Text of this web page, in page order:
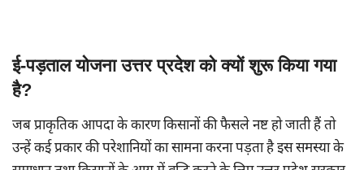
ई-पड़ताल योजना उत्तर प्रदेश को क्यों शुरू किया गया
है?
जब प्राकृतिक आपदा के कारण किसानों की फैसले नष्ट हो जाती हैं तो
उन्हें कई प्रकार की परेशानियों का सामना करना पड़ता है इस समस्या के